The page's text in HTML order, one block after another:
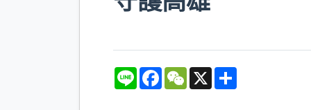
L
F
W
X